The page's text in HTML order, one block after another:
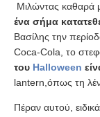
Μιλώντας καθαρά
ένα σήμα
Βασίλης την
Coca-Cola, το
του Halloween
lantern,όπως τη
Πέραν αυτού,